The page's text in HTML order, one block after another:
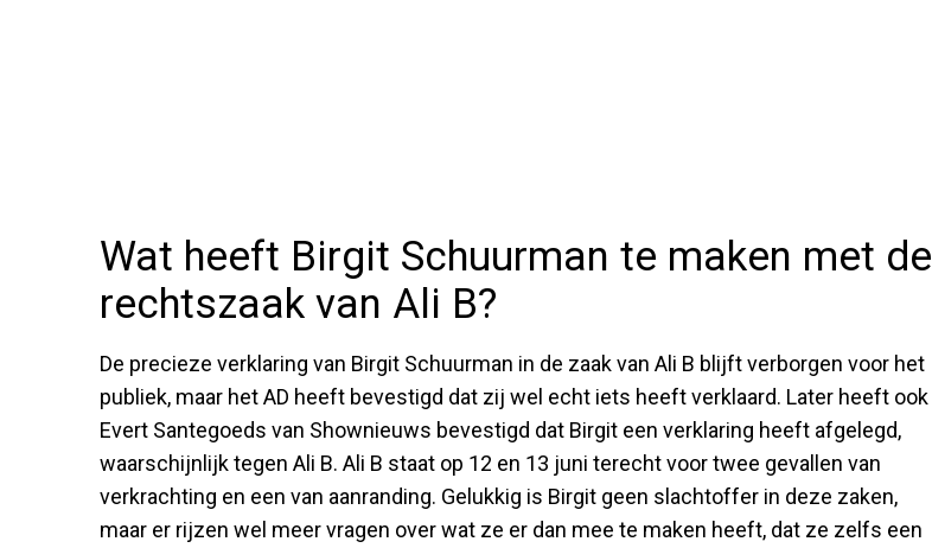
Wat heeft Birgit Schuurman te maken met de
rechtszaak van Ali B?
De precieze verklaring van Birgit Schuurman in de zaak van Ali B blijft verborgen voor het
publiek, maar het AD heeft bevestigd dat zij wel echt iets heeft verklaard. Later heeft ook
Evert Santegoeds van Shownieuws bevestigd dat Birgit een verklaring heeft afgelegd,
waarschijnlijk tegen Ali B. Ali B staat op 12 en 13 juni terecht voor twee gevallen van
verkrachting en een van aanranding. Gelukkig is Birgit geen slachtoffer in deze zaken,
maar er rijzen wel meer vragen over wat ze er dan mee te maken heeft, dat ze zelfs een